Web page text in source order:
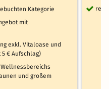
Kategorie
mit
exkl. Vitaloase und
€ Aufschlag)
und großem